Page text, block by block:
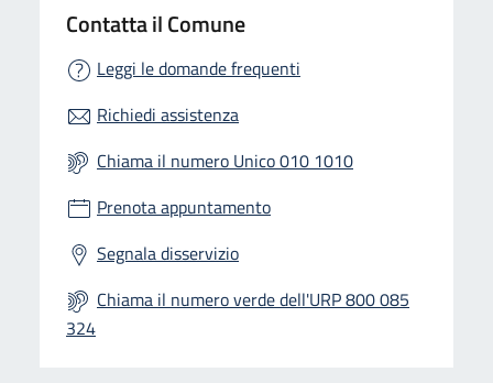
Contatta il Comune
Leggi le domande frequenti
Richiedi assistenza
Chiama il numero Unico 010 1010
Prenota appuntamento
Segnala disservizio
Chiama il numero verde dell'URP 800 085
324